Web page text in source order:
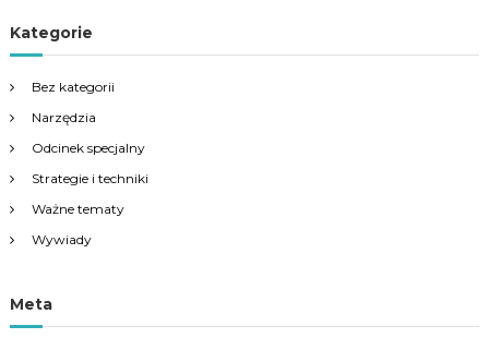
Kategorie
Bez kategorii
Narzędzia
Odcinek specjalny
Strategie i techniki
Ważne tematy
Wywiady
Meta